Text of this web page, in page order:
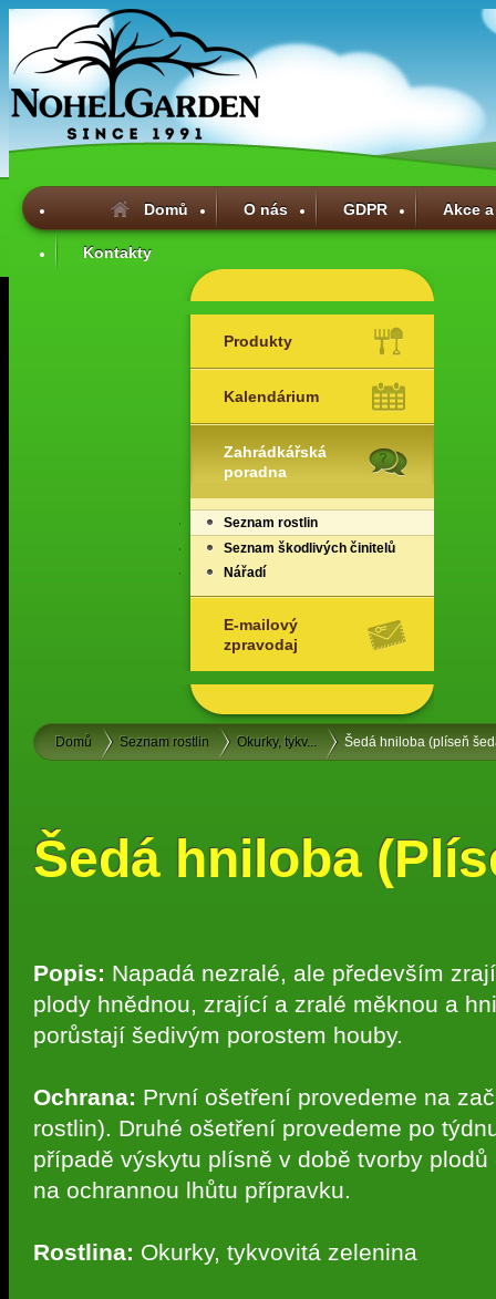
Domů O nás GDPR Akce
Kontakty
Produkty
Kalendárium
Zahrádkářská
poradna
Seznam rostlin
Seznam škodlivých činitelů
Nářadí
E-mailový
zpravodaj
Domů Seznam rostlin Okurky, tykv... Šedá hniloba (plíseň
Šedá hniloba
Popis: Napadá nezralé, ale především
plody hnědnou, zrající a zralé měknou a
porůstají šedivým porostem houby.
Ochrana: První ošetření provedeme na
rostlin). Druhé ošetření provedeme po
případě výskytu plísně v době tvorby
na ochrannou lhůtu přípravku.
Rostlina: Okurky, tykvovitá zelenina